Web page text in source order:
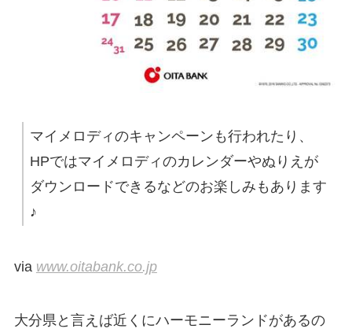
マイメロディのキャンペーンも行われたり、
HPではマイメロディのカレンダーやぬりえが
ダウンロードできるなどのお楽しみもあります
♪
via www.oitabank.co.jp
大分県と言えば近くにハーモニーランドがあるの